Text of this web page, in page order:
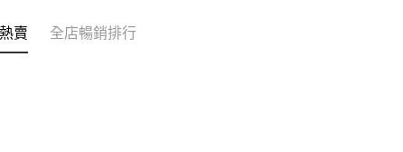
賣 全店暢銷排行